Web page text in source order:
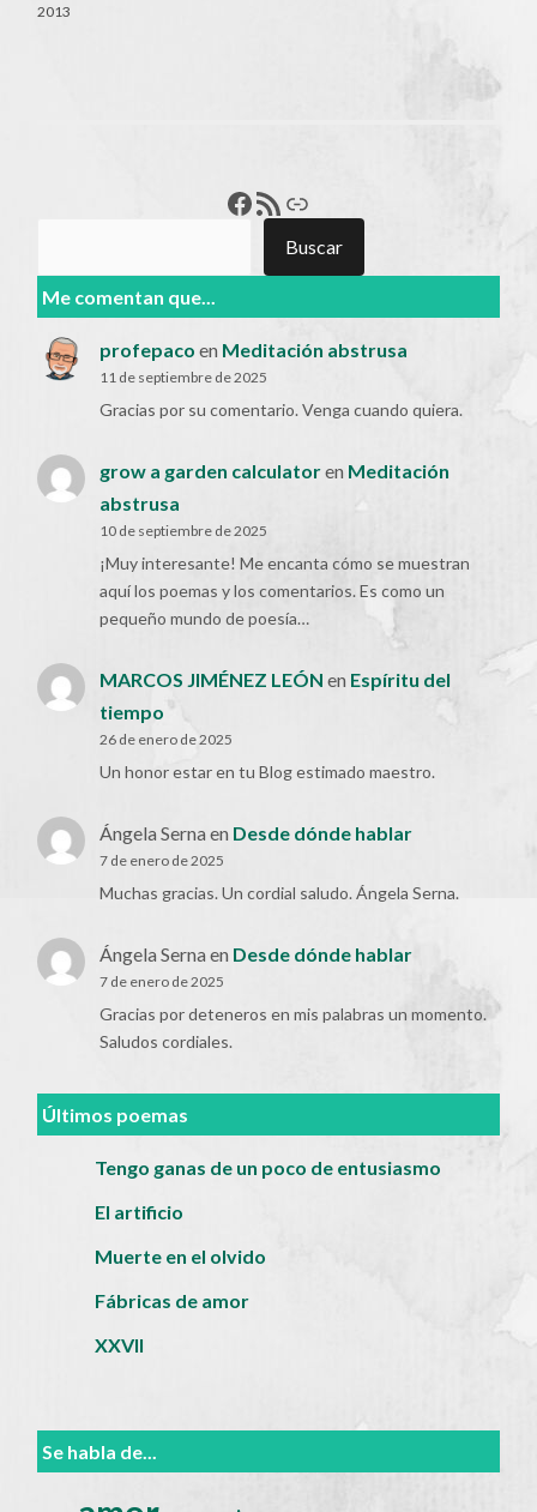
2013
Francisco Pérez
Feed RSSEnlace
Buscar
Me comentan que...
profepaco en Meditación abstrusa
11 de septiembre de 2025
Gracias por su comentario. Venga cuando quiera.
grow a garden calculatoren Meditación
abstrusa
10 de septiembre de 2025
¡Muy interesante! Me encanta cómo se muestran
aquí los poemas y los comentarios. Es como un
pequeño mundo de poesía…
MARCOS JIMÉNEZ LEÓN en Espíritu del
tiempo
26 de enero de 2025
Un honor estar en tu Blog estimado maestro.
Ángela Serna en Desde dónde hablar
7 de enero de 2025
Muchas gracias. Un cordial saludo. Ángela Serna.
Ángela Serna en Desde dónde hablar
7 de enero de 2025
Gracias por deteneros en mis palabras un momento.
Saludos cordiales.
Últimos poemas
Tengo ganas de un poco de entusiasmo
El artificio
Muerte en el olvido
Fábricas de amor
XXVII
Se habla de...